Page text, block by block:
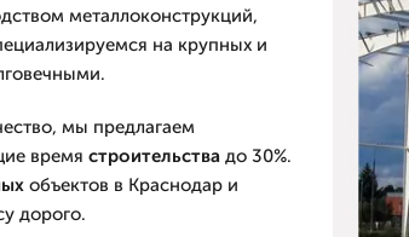
металлоконструкций,
на крупных и
мы предлагаем
время строительства до 30%.
объектов в Краснодар и
дорого.